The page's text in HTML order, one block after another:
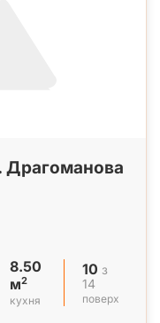
Драгоманова
8.50
м2
кухня
10 з
14
поверх